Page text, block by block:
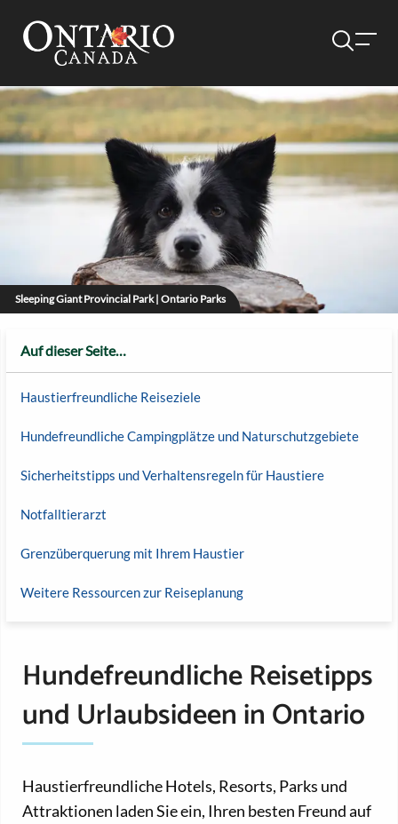
Sleeping Giant Provincial Park | Ontario Parks
Auf dieser Seite…
Haustierfreundliche Reiseziele
Hundefreundliche Campingplätze und Naturschutzgebiete
Sicherheitstipps und Verhaltensregeln für Haustiere
Notfalltierarzt
Grenzüberquerung mit Ihrem Haustier
Weitere Ressourcen zur Reiseplanung
Hundefreundliche Reisetipps
und Urlaubsideen in Ontario
Haustierfreundliche Hotels, Resorts, Parks und
Attraktionen laden Sie ein, Ihren besten Freund auf